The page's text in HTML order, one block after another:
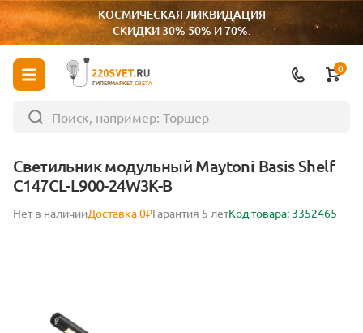
КОСМИЧЕСКАЯ ЛИКВИДАЦИЯ
СКИДКИ 30% 50% И 70%.
ГИПЕРМАРКЕТ СВЕТА
0
Светильник модульный Maytoni Basis Shelf
C147CL-L900-24W3K-B
Нет в наличииДоставка 0₽Гарантия 5 летКод товара: 3352465